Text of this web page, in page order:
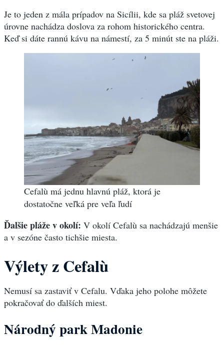
Je to jeden z mála prípadov na Sicílii, kde sa pláž svetovej
úrovne nachádza doslova za rohom historického centra.
Keď si dáte rannú kávu na námestí, za 5 minút ste na pláži.
Cefalù má jednu hlavnú pláž, ktorá je
dostatočne veľká pre veľa ľudí
Ďalšie pláže v okolí: V okolí Cefalù sa nachádzajú menšie
a v sezóne často tichšie miesta.
Výlety z Cefalù
Nemusí sa zastaviť v Cefalu. Vďaka jeho polohe môžete
pokračovať do ďalších miest.
Národný park Madonie